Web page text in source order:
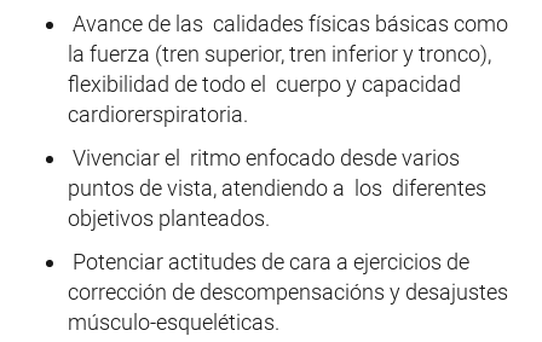
Avance de las calidades físicas básicas como
la fuerza (tren superior, tren inferior y tronco),
flexibilidad de todo el cuerpo y capacidad
cardiorerspiratoria.
Vivenciar el ritmo enfocado desde varios
puntos de vista, atendiendo a los diferentes
objetivos planteados.
Potenciar actitudes de cara a ejercicios de
corrección de descompensacións y desajustes
músculo-esqueléticas.